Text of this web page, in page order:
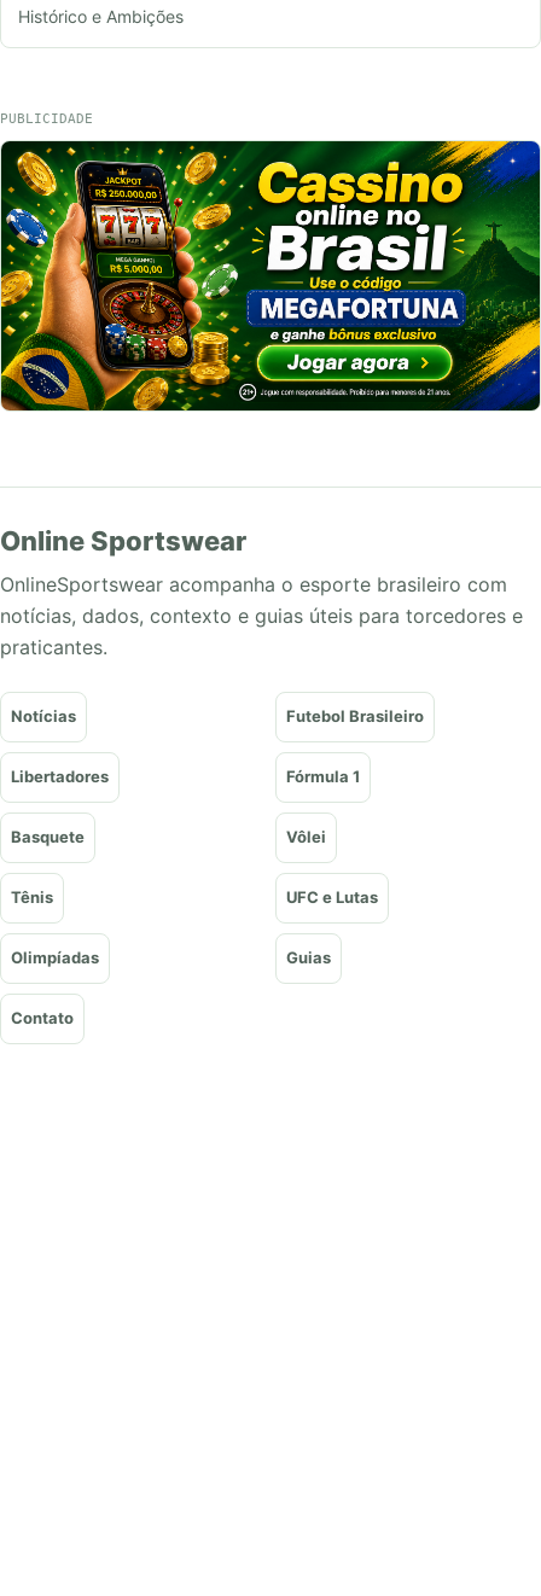
Histórico e Ambições
PUBLICIDADE
Online Sportswear
OnlineSportswear acompanha o esporte brasileiro com
notícias, dados, contexto e guias úteis para torcedores e
praticantes.
Notícias Futebol Brasileiro
Libertadores Fórmula 1
Basquete Vôlei
Tênis UFC e Lutas
Olimpíadas Guias
Contato